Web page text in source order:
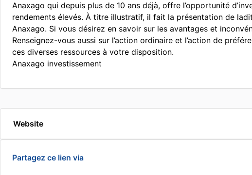
Anaxago qui depuis plus de 10 ans déjà, offre l’opportunité
rendements élevés. À titre illustratif, il fait la présentation de
Anaxago. Si vous désirez en savoir sur les avantages et
Renseignez-vous aussi sur l’action ordinaire et l’action de
ces diverses ressources à votre disposition.
Anaxago investissement
Website
Partagez ce lien via